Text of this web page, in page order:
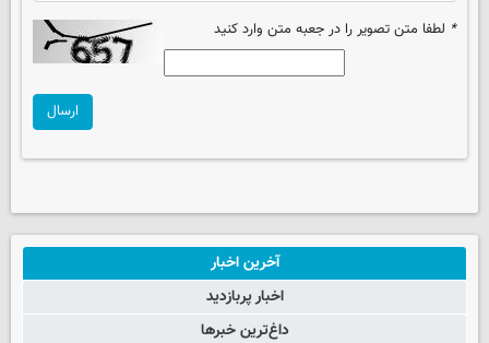
* لطفا متن تصویر را در جعبه متن وارد کنید
ارسال
آخرین اخبار
اخبار پربازدید
داغ‌ترین خبرها